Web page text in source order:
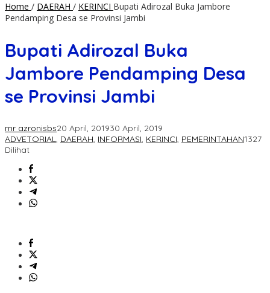
Home / DAERAH / KERINCI Bupati Adirozal Buka Jambore
Pendamping Desa se Provinsi Jambi
Bupati Adirozal Buka
Jambore Pendamping Desa
se Provinsi Jambi
mr azronisbs20 April, 201930 April, 2019
ADVETORIAL, DAERAH, INFORMASI, KERINCI, PEMERINTAHAN1327
Dilihat